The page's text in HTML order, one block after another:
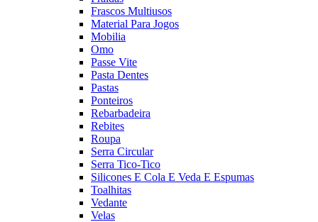
Frascos Multiusos
Material Para Jogos
Mobilia
Omo
Passe Vite
Pasta Dentes
Pastas
Ponteiros
Rebarbadeira
Rebites
Roupa
Serra Circular
Serra Tico-Tico
Silicones E Cola E Veda E Espumas
Toalhitas
Vedante
Velas